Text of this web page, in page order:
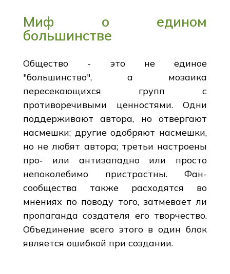
Миф о едином
большинстве
Общество - это не единое
"большинство", а мозаика
пересекающихся групп с
противоречивыми ценностями. Одни
поддерживают автора, но отвергают
насмешки; другие одобряют насмешки,
но не любят автора; третьи настроены
про‑ или антизападно или просто
непоколебимо пристрастны. Фан-
сообщества также расходятся во
мнениях по поводу того, затмевает ли
пропаганда создателя его творчество.
Объединение всего этого в один блок
является ошибкой при создании.